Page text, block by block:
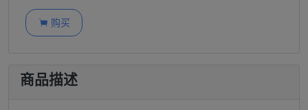
 购买
商品描述